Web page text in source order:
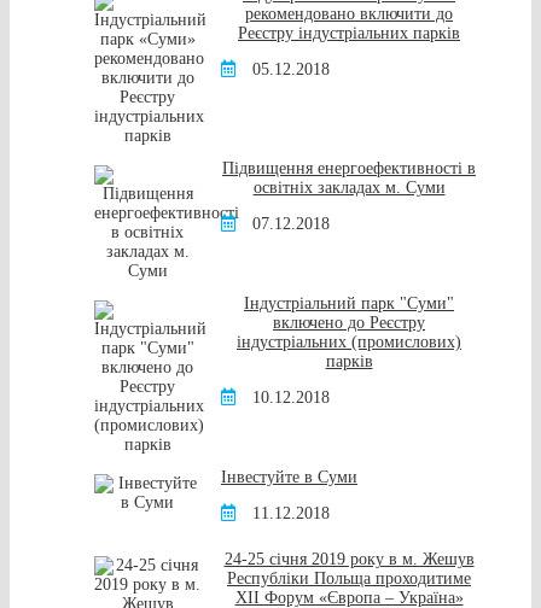
рекомендовано включити до
Реєстру індустріальних парків
05.12.2018
Підвищення енергоефективності в
освітніх закладах м. Суми
07.12.2018
Індустріальний парк "Суми"
включено до Реєстру
індустріальних (промислових)
парків
10.12.2018
Інвестуйте в Суми
11.12.2018
24-25 січня 2019 року в м. Жешув
Республіки Польща проходитиме
XІI Форум «Європа – Україна»